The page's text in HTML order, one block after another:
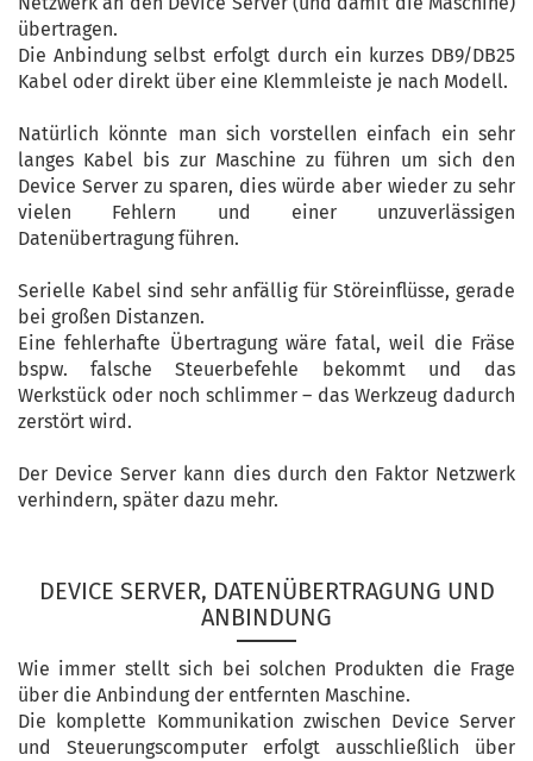
übertragen.
Die Anbindung selbst erfolgt durch ein kurzes DB9/DB25
Kabel oder direkt über eine Klemmleiste je nach Modell.
Natürlich könnte man sich vorstellen einfach ein sehr
langes Kabel bis zur Maschine zu führen um sich den
Device Server zu sparen, dies würde aber wieder zu sehr
vielen Fehlern und einer unzuverlässigen
Datenübertragung führen.
Serielle Kabel sind sehr anfällig für Störeinflüsse, gerade
bei großen Distanzen.
Eine fehlerhafte Übertragung wäre fatal, weil die Fräse
bspw. falsche Steuerbefehle bekommt und das
Werkstück oder noch schlimmer – das Werkzeug dadurch
zerstört wird.
Der Device Server kann dies durch den Faktor Netzwerk
verhindern, später dazu mehr.
DEVICE SERVER, DATENÜBERTRAGUNG UND
ANBINDUNG
Wie immer stellt sich bei solchen Produkten die Frage
über die Anbindung der entfernten Maschine.
Die komplette Kommunikation zwischen Device Server
und Steuerungscomputer erfolgt ausschließlich über